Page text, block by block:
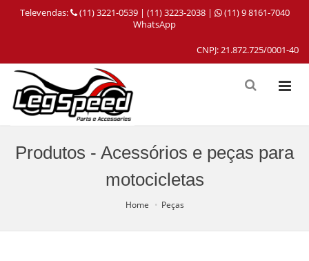
Televendas: (11) 3221-0539 | (11) 3223-2038 |
(11) 9 8161-7040
WhatsApp
CNPJ: 21.872.725/0001-40
Produtos - Acessórios e peças para
motocicletas
Home Peças